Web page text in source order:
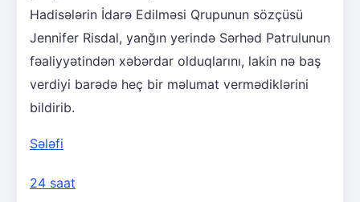
Hadisələrin İdarə Edilməsi Qrupunun sözçüsü
Jennifer Risdal, yanğın yerində Sərhəd Patrulunun
fəaliyyətindən xəbərdar olduqlarını, lakin nə baş
verdiyi barədə heç bir məlumat vermədiklərini
bildirib.
Sələfi
24 saat